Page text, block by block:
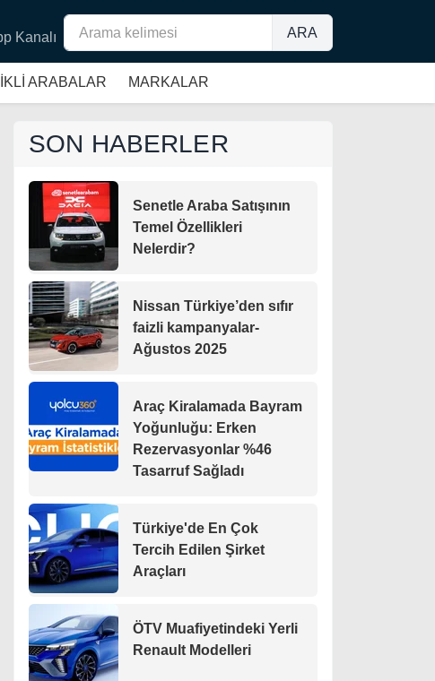
ARA
Kanalı
ARABALAR MARKALAR
SON HABERLER
Senetle Araba Satışının
Temel Özellikleri
Nelerdir?
Nissan Türkiye’den sıfır
faizli kampanyalar-
Ağustos 2025
Araç Kiralamada Bayram
Yoğunluğu: Erken
Rezervasyonlar %46
Tasarruf Sağladı
Türkiye'de En Çok
Tercih Edilen Şirket
Araçları
ÖTV Muafiyetindeki Yerli
Renault Modelleri